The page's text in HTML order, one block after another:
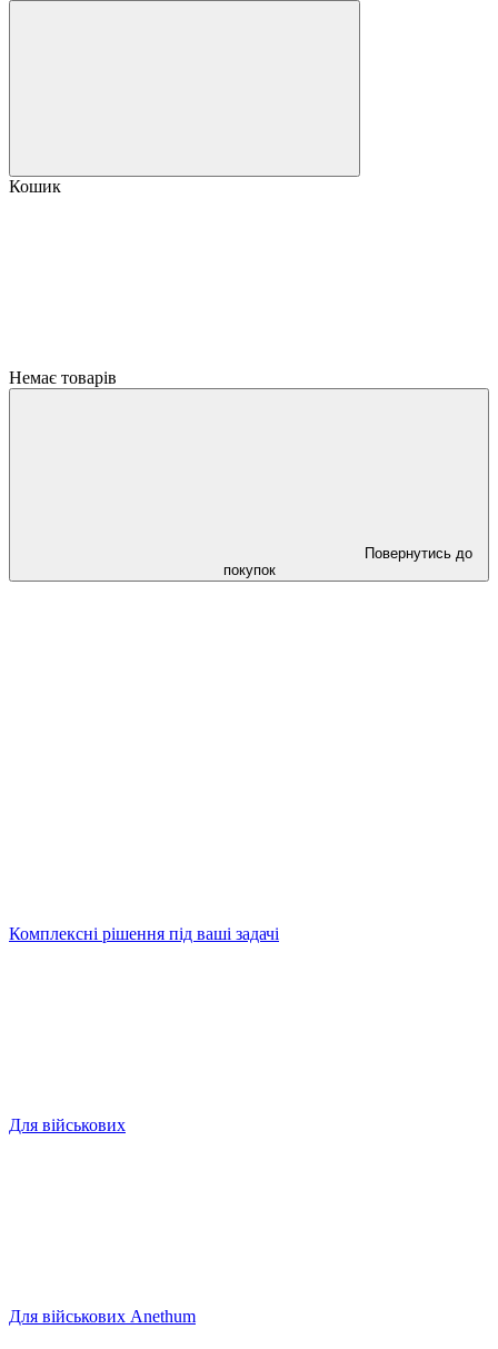
Кошик
Немає товарів
Повернутись до
покупок
Комплексні рішення під ваші задачі
Для військових
Для військових Anethum